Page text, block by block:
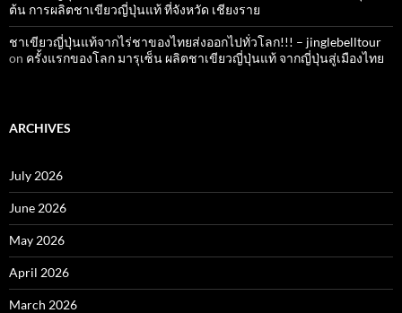
ต้น การผลิตชาเขียวญี่ปุ่นแท้ ที่จังหวัด เชียงราย
ชาเขียวญี่ปุ่นแท้จากไร่ชาของไทยส่งออกไปทั่วโลก!!! – jinglebelltour
on ครั้งแรกของโลก มารุเซ็น ผลิตชาเขียวญี่ปุ่นแท้ จากญี่ปุ่นสู่เมืองไทย
ARCHIVES
July 2026
June 2026
May 2026
April 2026
March 2026